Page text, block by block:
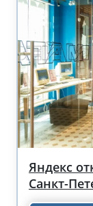
Яндекс
Санкт-